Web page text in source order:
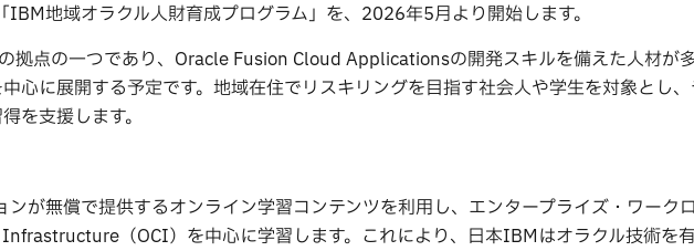
地域オラクル人財育成プログラム」を、2026年5月より開始します。
の拠点の一つであり、Oracle Fusion Cloud Applicationsの開発スキルを備えた人材が
心に展開する予定です。地域在住でリスキリングを目指す社会人や学生を対象とし
を支援します。
が無償で提供するオンライン学習コンテンツを利用し、エンタープライズ・ワーク
（OCI）を中心に学習します。これにより、日本IBMはオラクル技術を